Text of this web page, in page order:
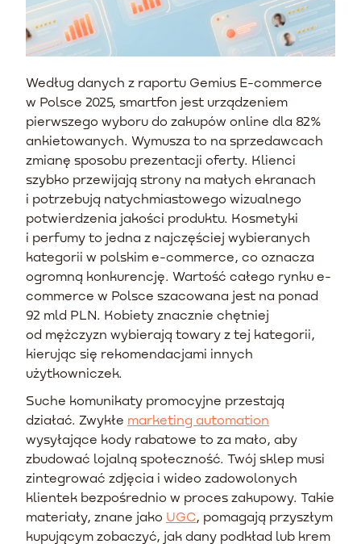
Według danych z raportu Gemius E-commerce
w Polsce 2025, smartfon jest urządzeniem
pierwszego wyboru do zakupów online dla 82%
ankietowanych. Wymusza to na sprzedawcach
zmianę sposobu prezentacji oferty. Klienci
szybko przewijają strony na małych ekranach
i potrzebują natychmiastowego wizualnego
potwierdzenia jakości produktu. Kosmetyki
i perfumy to jedna z najczęściej wybieranych
kategorii w polskim e-commerce, co oznacza
ogromną konkurencję. Wartość całego rynku e-
commerce w Polsce szacowana jest na ponad
92 mld PLN. Kobiety znacznie chętniej
od mężczyzn wybierają towary z tej kategorii,
kierując się rekomendacjami innych
użytkowniczek.
Suche komunikaty promocyjne przestają
działać. Zwykłe marketing automation
wysyłające kody rabatowe to za mało, aby
zbudować lojalną społeczność. Twój sklep musi
zintegrować zdjęcia i wideo zadowolonych
klientek bezpośrednio w proces zakupowy. Takie
materiały, znane jako UGC , pomagają przyszłym
kupującym zobaczyć, jak dany podkład lub krem